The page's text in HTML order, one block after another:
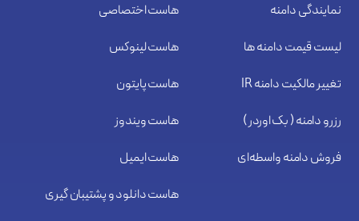
نمایندگی دامنه
لیست قیمت دامنه ها
تغییر مالکیت دامنه IR
رزرو دامنه ( بک اوردر )
فروش دامنه واسطه‌ای
هاست اختصاصی
هاست لینوکس
هاست پایتون
هاست ویندوز
هاست ایمیل
هاست دانلود و پشتیبان گیری